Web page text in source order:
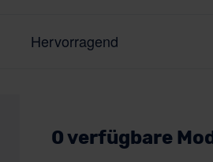
0 verfügbare